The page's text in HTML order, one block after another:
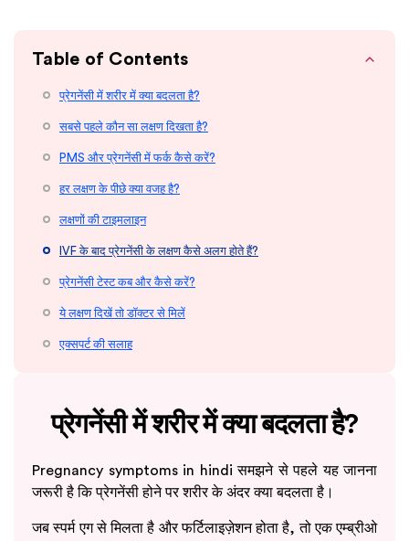
Table of Contents
प्रेगनेंसी में शरीर में क्या बदलता है?
सबसे पहले कौन सा लक्षण दिखता है?
PMS और प्रेगनेंसी में फर्क कैसे करें?
हर लक्षण के पीछे क्या वजह है?
लक्षणों की टाइमलाइन
IVF के बाद प्रेगनेंसी के लक्षण कैसे अलग होते हैं?
प्रेगनेंसी टेस्ट कब और कैसे करें?
ये लक्षण दिखें तो डॉक्टर से मिलें
एक्सपर्ट की सलाह
प्रेगनेंसी में शरीर में क्या बदलता है?
Pregnancy symptoms in hindi समझने से पहले यह जानना
जरूरी है कि प्रेगनेंसी होने पर शरीर के अंदर क्या बदलता है।
जब स्पर्म एग से मिलता है और फर्टिलाइज़ेशन होता है, तो एक एम्ब्रीओ